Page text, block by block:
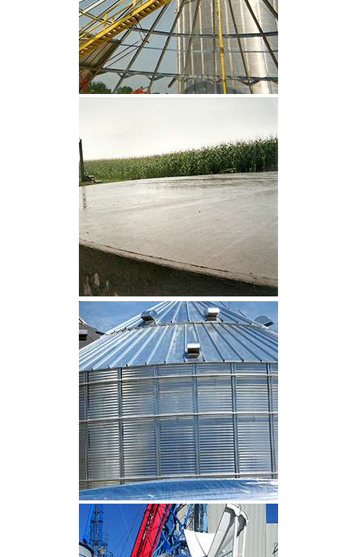
CLIQUEZ POUR AGRANDIR
CLIQUEZ POUR AGRANDIR
CLIQUEZ POUR AGRANDIR